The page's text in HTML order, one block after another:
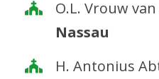
O.L. Vrouw
Nassau
H. Antonius